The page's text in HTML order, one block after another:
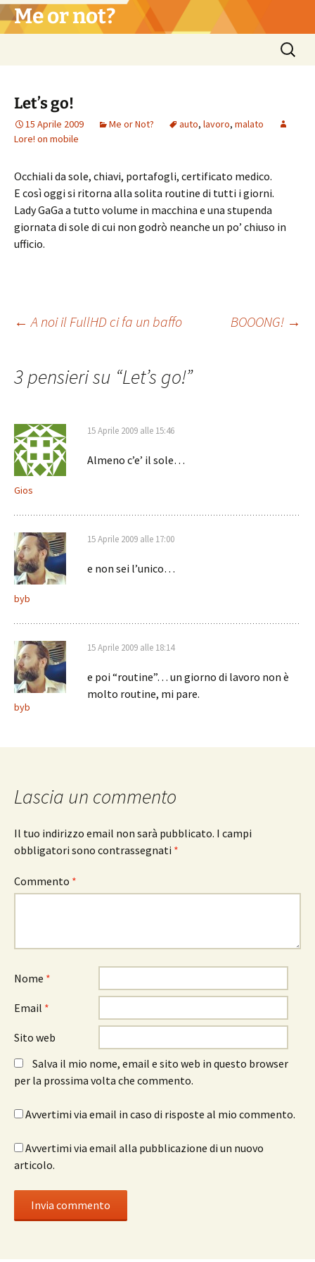
Vai
al Me or not?
Ricerca
per:
Let’s go!
15 Aprile 2009 Me or Not? auto, lavoro, malato
Lore! on mobile
Occhiali da sole, chiavi, portafogli, certificato medico.
E così oggi si ritorna alla solita routine di tutti i giorni.
Lady GaGa a tutto volume in macchina e una stupenda
giornata di sole di cui non godrò neanche un po’ chiuso in
ufficio.
Navigazione
articolo
← A noi il FullHD ci fa un baffo BOOONG! →
3 pensieri su “Let’s go!”
Gios
15 Aprile 2009 alle 15:46
Almeno c’e’ il sole…
byb
15 Aprile 2009 alle 17:00
e non sei l’unico…
byb
15 Aprile 2009 alle 18:14
e poi “routine”… un giorno di lavoro non è
molto routine, mi pare.
Lascia un commento
Il tuo indirizzo email non sarà pubblicato. I campi
obbligatori sono contrassegnati *
Commento *
Nome *
Email *
Sito web
Salva il mio nome, email e sito web in questo browser
per la prossima volta che commento.
Avvertimi via email in caso di risposte al mio commento.
Avvertimi via email alla pubblicazione di un nuovo
articolo.